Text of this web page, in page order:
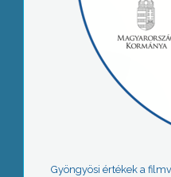
Gyöngyösi értékek a